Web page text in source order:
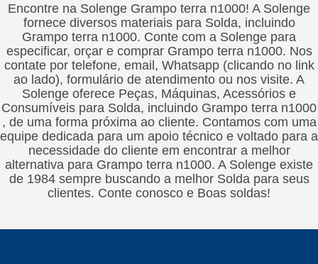
Encontre na Solenge Grampo terra n1000! A Solenge
fornece diversos materiais para Solda, incluindo
Grampo terra n1000. Conte com a Solenge para
especificar, orçar e comprar Grampo terra n1000. Nos
contate por telefone, email, Whatsapp (clicando no link
ao lado), formulário de atendimento ou nos visite. A
Solenge oferece Peças, Máquinas, Acessórios e
Consumíveis para Solda, incluindo Grampo terra n1000
, de uma forma próxima ao cliente. Contamos com uma
equipe dedicada para um apoio técnico e voltado para a
necessidade do cliente em encontrar a melhor
alternativa para Grampo terra n1000. A Solenge existe
de 1984 sempre buscando a melhor Solda para seus
clientes. Conte conosco e Boas soldas!